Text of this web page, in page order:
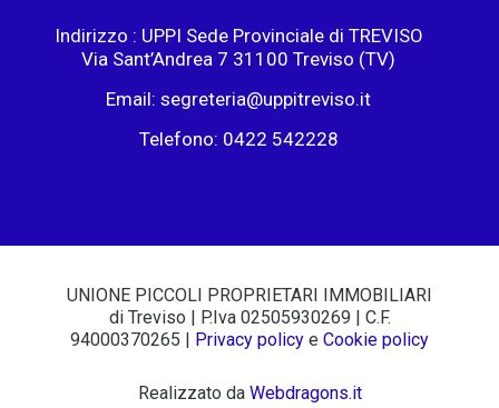
Indirizzo : UPPI Sede Provinciale di TREVISO
Via Sant’Andrea 7 31100 Treviso (TV)
Email: segreteria@uppitreviso.it
Telefono: 0422 542228
UNIONE PICCOLI PROPRIETARI IMMOBILIARI
di Treviso | P.Iva 02505930269 | C.F.
94000370265 | Privacy policy e Cookie policy
Realizzato da Webdragons.it